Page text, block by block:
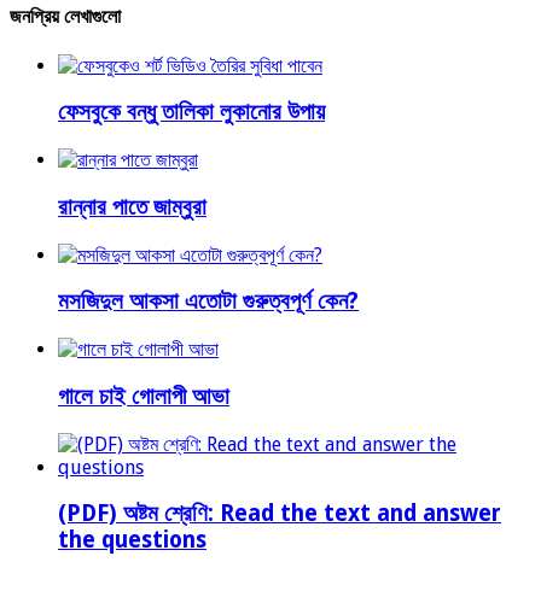
জনপ্রিয় লেখাগুলো
ফেসবুকে বন্ধু তালিকা লুকানোর উপায়
রান্নার পাতে জাম্বুরা
মসজিদুল আকসা এতোটা গুরুত্বপূর্ণ কেন?
গালে চাই গোলাপী আভা
(PDF) অষ্টম শ্রেণি: Read the text and answer
the questions